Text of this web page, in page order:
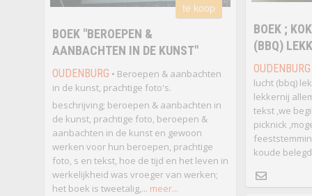
BOEK ;
(BBQ)
OUDENBURG
lucht (bbq)
lekkernij
tekst ,we
picknick
koude
te koop
BOEK "BEROEPEN &
AANBACHTEN IN DE KUNST"
OUDENBURG • Beroepen & aanbachten
in de kunst, prachtige foto's.
beschrijving; beroepen & aanbachten in
de kunst, prachtige foto, beroepen &
aanbachten in de kunst en gewoon
werken voor hun beroepen, prachtige
foto, s en tekst, hoe de tijd en het leven in
werkelijkheid was vroeger van werken;
het boek is tweetalig,... meer...